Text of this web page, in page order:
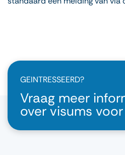
GEINTRESSEERD?
Vraag meer
over visums